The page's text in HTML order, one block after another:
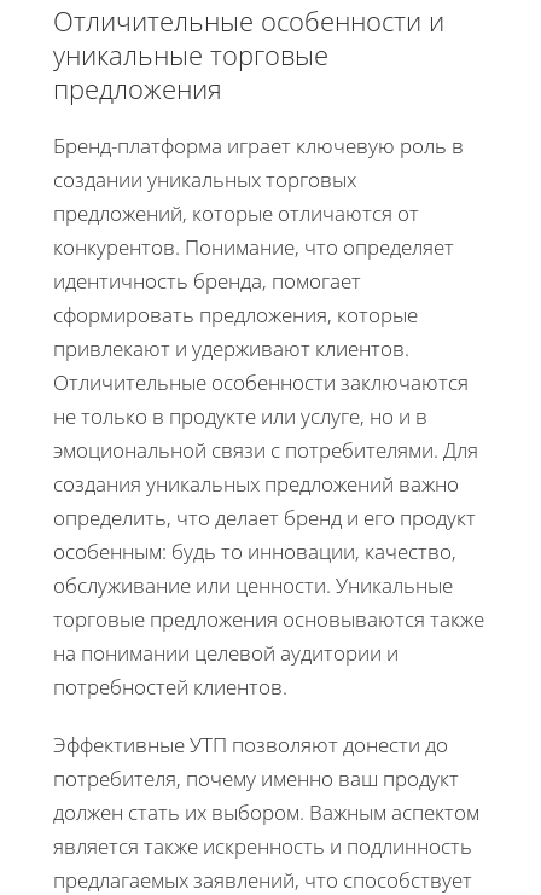
Отличительные особенности и
уникальные торговые
предложения
Бренд-платформа играет ключевую роль в
создании уникальных торговых
предложений, которые отличаются от
конкурентов. Понимание, что определяет
идентичность бренда, помогает
сформировать предложения, которые
привлекают и удерживают клиентов.
Отличительные особенности заключаются
не только в продукте или услуге, но и в
эмоциональной связи с потребителями. Для
создания уникальных предложений важно
определить, что делает бренд и его продукт
особенным: будь то инновации, качество,
обслуживание или ценности. Уникальные
торговые предложения основываются также
на понимании целевой аудитории и
потребностей клиентов.
Эффективные УТП позволяют донести до
потребителя, почему именно ваш продукт
должен стать их выбором. Важным аспектом
является также искренность и подлинность
предлагаемых заявлений, что способствует